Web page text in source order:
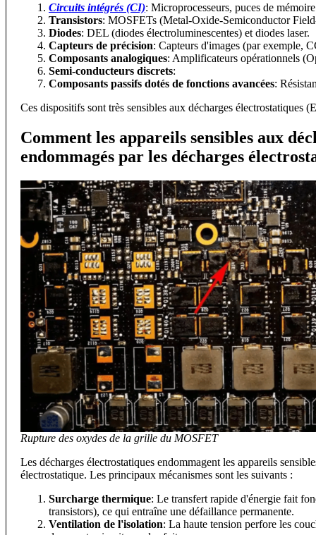
Circuits intégrés (CI): Microprocesseurs, puces de
Transistors: MOSFETs (Metal-Oxide-Semiconductor
Diodes: DEL (diodes électroluminescentes) et diodes laser.
Capteurs de précision: Capteurs d'images (par exemple,
Composants analogiques: Amplificateurs opérationnels
Semi-conducteurs discrets:
Composants passifs dotés de fonctions avancées:
Ces dispositifs sont très sensibles aux décharges électrostatiques
Comment les appareils sensibles aux
endommagés par les décharges
Rupture des oxydes de la grille du MOSFET
Les décharges électrostatiques endommagent les appareils
électrostatique. Les principaux mécanismes sont les suivants :
Surcharge thermique: Le transfert rapide d'énergie fait
transistors), ce qui entraîne une défaillance permanente.
Ventilation de l'isolation: La haute tension perfore les